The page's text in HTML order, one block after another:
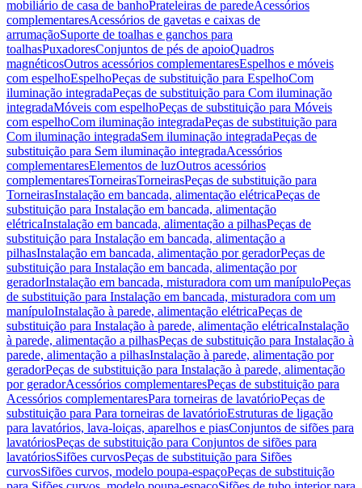
mobiliário de casa de banhoPrateleiras de paredeAcessórios
complementaresAcessórios de gavetas e caixas de
arrumaçãoSuporte de toalhas e ganchos para
toalhasPuxadoresConjuntos de pés de apoioQuadros
magnéticosOutros acessórios complementaresEspelhos e móveis
com espelhoEspelhoPeças de substituição para EspelhoCom
iluminação integradaPeças de substituição para Com iluminação
integradaMóveis com espelhoPeças de substituição para Móveis
com espelhoCom iluminação integradaPeças de substituição para
Com iluminação integradaSem iluminação integradaPeças de
substituição para Sem iluminação integradaAcessórios
complementaresElementos de luzOutros acessórios
complementaresTorneirasTorneirasPeças de substituição para
TorneirasInstalação em bancada, alimentação elétricaPeças de
substituição para Instalação em bancada, alimentação
elétricaInstalação em bancada, alimentação a pilhasPeças de
substituição para Instalação em bancada, alimentação a
pilhasInstalação em bancada, alimentação por geradorPeças de
substituição para Instalação em bancada, alimentação por
geradorInstalação em bancada, misturadora com um manípuloPeças
de substituição para Instalação em bancada, misturadora com um
manípuloInstalação à parede, alimentação elétricaPeças de
substituição para Instalação à parede, alimentação elétricaInstalação
à parede, alimentação a pilhasPeças de substituição para Instalação à
parede, alimentação a pilhasInstalação à parede, alimentação por
geradorPeças de substituição para Instalação à parede, alimentação
por geradorAcessórios complementaresPeças de substituição para
Acessórios complementaresPara torneiras de lavatórioPeças de
substituição para Para torneiras de lavatórioEstruturas de ligação
para lavatórios, lava-loiças, aparelhos e piasConjuntos de sifões para
lavatóriosPeças de substituição para Conjuntos de sifões para
lavatóriosSifões curvosPeças de substituição para Sifões
curvosSifões curvos, modelo poupa-espaçoPeças de substituição